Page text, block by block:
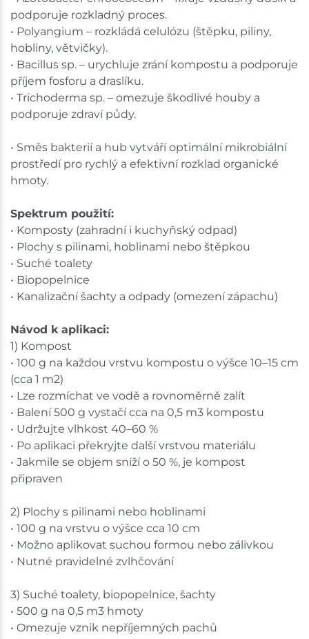
podporuje rozkladný proces.
• Polyangium – rozkládá celulózu (štěpku, piliny,
hobliny, větvičky).
• Bacillus sp. – urychluje zrání kompostu a podporuje
příjem fosforu a draslíku.
• Trichoderma sp. – omezuje škodlivé houby a
podporuje zdraví půdy.
• Směs bakterií a hub vytváří optimální mikrobiální
prostředí pro rychlý a efektivní rozklad organické
hmoty.
Spektrum použití:
• Komposty (zahradní i kuchyňský odpad)
• Plochy s pilinami, hoblinami nebo štěpkou
• Suché toalety
• Biopopelnice
• Kanalizační šachty a odpady (omezení zápachu)
Návod k aplikaci:
1) Kompost
• 100 g na každou vrstvu kompostu o výšce 10–15 cm
(cca 1 m2)
• Lze rozmíchat ve vodě a rovnoměrně zalít
• Balení 500 g vystačí cca na 0,5 m3 kompostu
• Udržujte vlhkost 40–60 %
• Po aplikaci překryjte další vrstvou materiálu
• Jakmile se objem sníží o 50 %, je kompost
připraven
2) Plochy s pilinami nebo hoblinami
• 100 g na vrstvu o výšce cca 10 cm
• Možno aplikovat suchou formou nebo zálivkou
• Nutné pravidelné zvlhčování
3) Suché toalety, biopopelnice, šachty
• 500 g na 0,5 m3 hmoty
• Omezuje vznik nepříjemných pachů